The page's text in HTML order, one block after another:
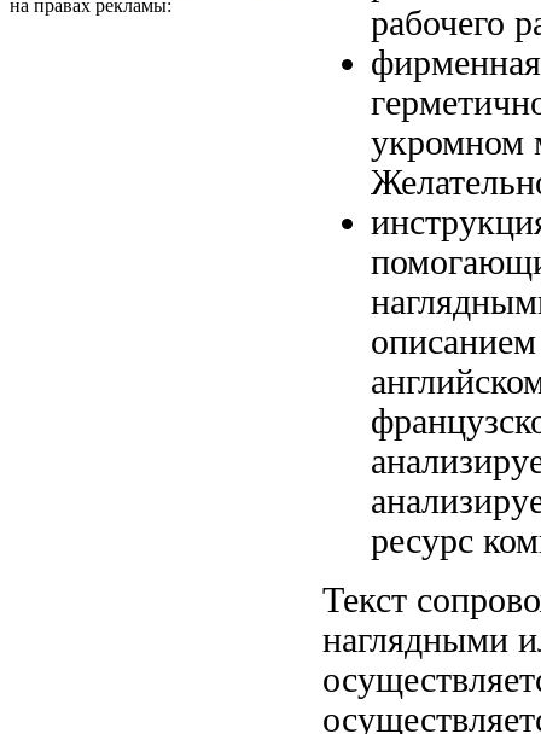
на правах рекламы:
рабочего
укромном
ресурс
Текст
наглядными